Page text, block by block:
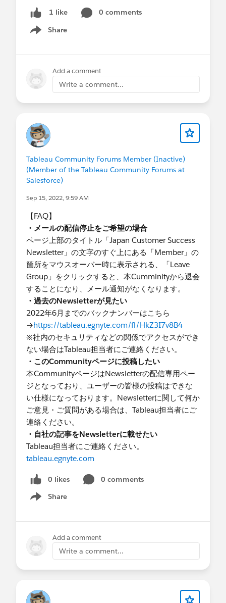
1 like
0 comments
Share
Show menu
Add a comment
Write a comment...
Tableau Community Forums Member (Inactive)
(Member of the Tableau Community Forums at
Salesforce)
Sep 15, 2022, 9:59 AM
【FAQ】​
・メールの配信停止をご希望の場合
ページ上部のタイトル「Japan Customer Success
Newsletter」の文字のすぐ上にある「Member」の
箇所をマウスオーバー時に表示される、「Leave
Group」をクリックすると、本Cumminityから退会
することになり、メール通知がなくなります。
・過去のNewsletterが見たい
2022年6月までのバックナンバーはこちら
→https://tableau.egnyte.com/fl/HkZ3I7v8B4
※社内のセキュリティなどの関係でアクセスができ
ない場合はTableau担当者にご連絡ください。
・このCommunityページに投稿したい
本CommunityページはNewsletterの配信専用ペー
ジとなっており、ユーザーの皆様の投稿はできな
い仕様になっております。Newsletterに関して何か
ご意見・ご質問がある場合は、Tableau担当者にご
連絡ください。
・自社の記事をNewsletterに載せたい
Tableau担当者にご連絡ください。
tableau.egnyte.com
0 likes
0 comments
Share
Show menu
Add a comment
Write a comment...